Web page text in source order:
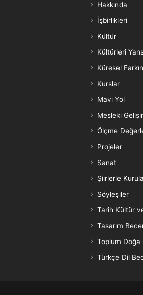
Hakkında
İşbirlikleri
Kültür
Kültürleri
Küresel
Kurslar
Mavi Yol
Mesleki
Ölçme
Projeler
Sanat
Şiirlerle
Söyleşiler
Tarih Kültür
Tasarım
Toplum Doğa
Türkçe Dil